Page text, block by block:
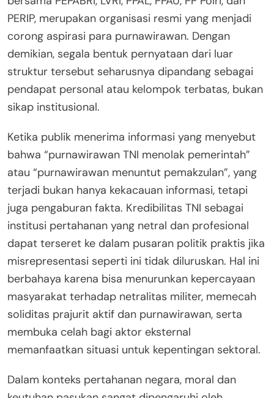
PERIP, merupakan organisasi resmi yang menjadi
corong aspirasi para purnawirawan. Dengan
demikian, segala bentuk pernyataan dari luar
struktur tersebut seharusnya dipandang sebagai
pendapat personal atau kelompok terbatas, bukan
sikap institusional.
Ketika publik menerima informasi yang menyebut
bahwa “purnawirawan TNI menolak pemerintah”
atau “purnawirawan menuntut pemakzulan”, yang
terjadi bukan hanya kekacauan informasi, tetapi
juga pengaburan fakta. Kredibilitas TNI sebagai
institusi pertahanan yang netral dan profesional
dapat terseret ke dalam pusaran politik praktis jika
misrepresentasi seperti ini tidak diluruskan. Hal ini
berbahaya karena bisa menurunkan kepercayaan
masyarakat terhadap netralitas militer, memecah
soliditas prajurit aktif dan purnawirawan, serta
membuka celah bagi aktor eksternal
memanfaatkan situasi untuk kepentingan sektoral.
Dalam konteks pertahanan negara, moral dan